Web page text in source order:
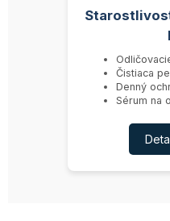
Čistiaca
Denný
Sérum na